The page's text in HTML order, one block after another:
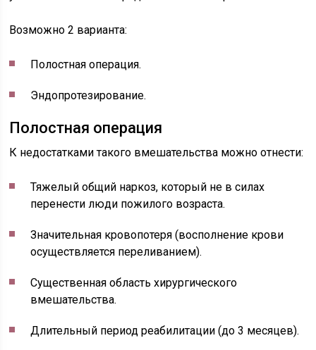
Возможно 2 варианта:
Полостная операция.
Эндопротезирование.
Полостная операция
К недостатками такого вмешательства можно отнести:
Тяжелый общий наркоз, который не в силах
перенести люди пожилого возраста.
Значительная кровопотеря (восполнение крови
осуществляется переливанием).
Существенная область хирургического
вмешательства.
Длительный период реабилитации (до 3 месяцев).